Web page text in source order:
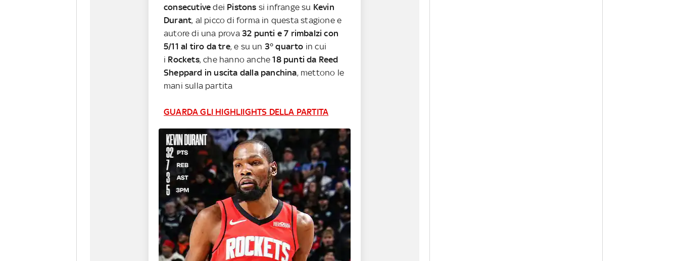
consecutive dei Pistons si infrange su Kevin
Durant, al picco di forma in questa stagione e
autore di una prova 32 punti e 7 rimbalzi con
5/11 al tiro da tre, e su un 3° quarto in cui
i Rockets, che hanno anche18 punti da Reed
Sheppard in uscita dalla panchina, mettono le
mani sulla partita
GUARDA GLI HIGHLIIGHTS DELLA PARTITA